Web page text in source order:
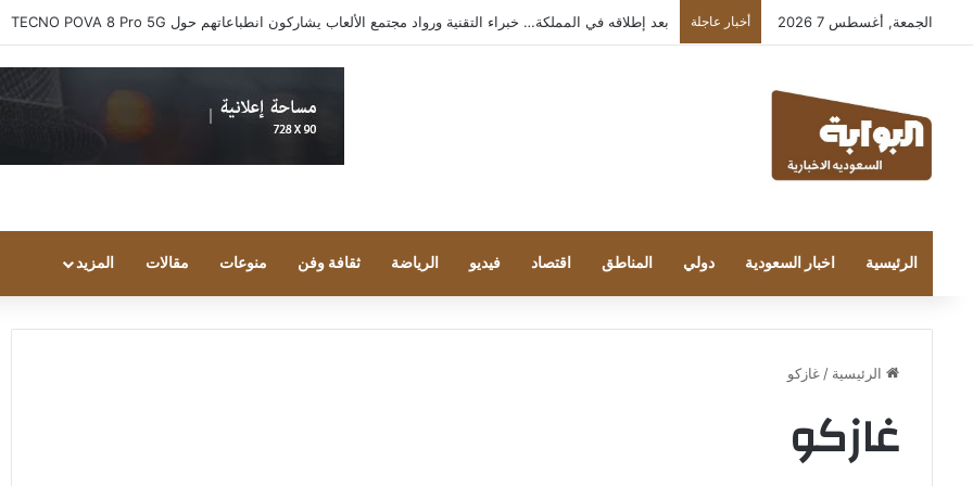
الجمعة, أغسطس 7 2026 أخبار عاجلة بعد إطلاقه في المملكة… خبراء التقنية ورواد مجتمع الألعاب يشاركون انطباعاتهم حول TECNO POVA 8 Pro 5G
الرئيسية اخبار السعودية دولي المناطق اقتصاد فيديو الرياضة ثقافة وفن منوعات مقالات المزيد
الرئيسية / غازكو
غازكو